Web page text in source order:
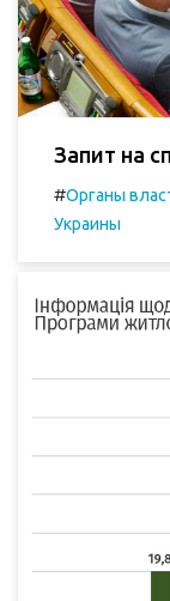
Запит на
#Органы
Украины